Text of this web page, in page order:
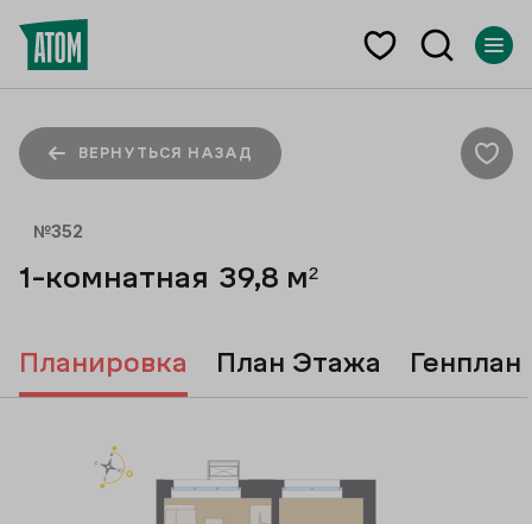
ВЕРНУТЬСЯ НАЗАД
№352
1-комнатная 39,8 м²
Планировка План Этажа Генплан